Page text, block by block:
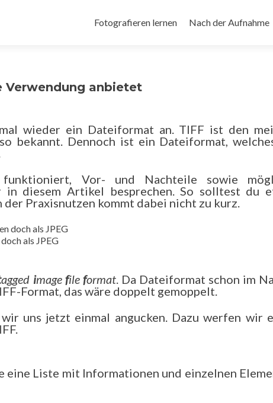
Inhalt
Fotografieren lernen Nach der Aufnahme
Verwendung anbietet
wieder ein Dateiformat an. TIFF ist den
bekannt. Dennoch ist ein Dateiformat,
Vor- und Nachteile sowie
in diesem Artikel besprechen. So solltest du
Praxisnutzen kommt dabei nicht zu kurz.
als JPEG
agged image file format. Da Dateiformat schon im
Format, das wäre doppelt gemoppelt.
uns jetzt einmal angucken. Dazu werfen wir
eine Liste mit Informationen und einzelnen